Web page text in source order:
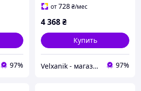
97%
от728₴/мес
4 368₴
Купить
Velxanik - магазин мототехники, велотоваров, с/х техники, аксессуаров и запчастей 97%